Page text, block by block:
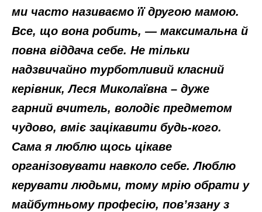
ми часто називаємо її другою мамою.
Все, що вона робить, — максимальна й
повна віддача себе. Не тільки
надзвичайно турботливий класний
керівник, Леся Миколаївна – дуже
гарний вчитель, володіє предметом
чудово, вміє зацікавити будь-кого.
Сама я люблю щось цікаве
організовувати навколо себе. Люблю
керувати людьми, тому мрію обрати у
майбутньому професію, пов’язану з